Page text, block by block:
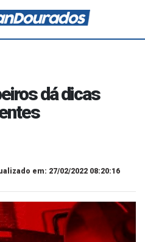
dá dicas
em: 27/02/2022 08:20:16